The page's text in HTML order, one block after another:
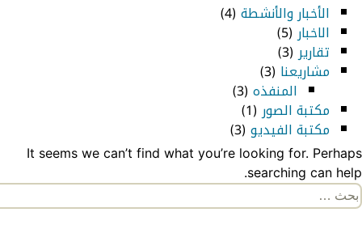
الأخبار والأنشطة (4)
الاخبار(5)
تقارير(3)
مشاريعنا (3)
المنفذه (3)
مكتبة الصور(1)
مكتبة الفيديو (3)
It seems we can’t find what you’re looking for. Perhaps
searching can help.
البحث
عن: